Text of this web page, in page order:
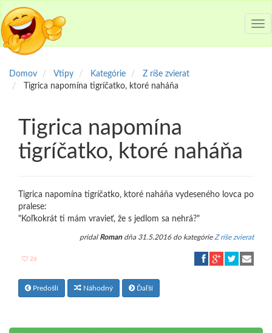
Domov Vtipy Kategórie
Z ríše zvierat
Tigrica napomína tigríčatko, ktoré naháňa
Tigrica napomína
tigríčatko, ktoré naháňa
Tigrica napomína tigríčatko, ktoré naháňa vydeseného lovca po
pralese:
"Koľkokrát ti mám vravieť, že s jedlom sa nehrá?"
pridal Romandňa 31.5.2016 do kategórie Z ríše zvierat
26
Predošlí Náhodný Ďaľší